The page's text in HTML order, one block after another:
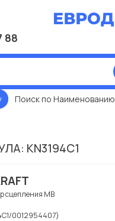
88
Поиск по Наименованию
KN3194C1
сцепления МВ
0012954407)